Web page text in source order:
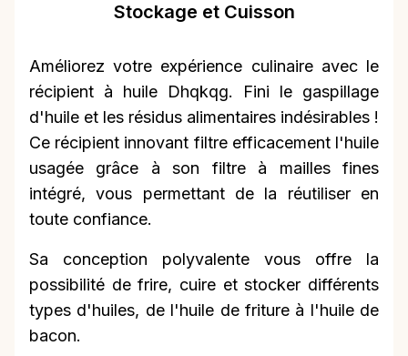
Stockage et Cuisson
Améliorez votre expérience culinaire avec le
récipient à huile Dhqkqg. Fini le gaspillage
d'huile et les résidus alimentaires indésirables !
Ce récipient innovant filtre efficacement l'huile
usagée grâce à son filtre à mailles fines
intégré, vous permettant de la réutiliser en
toute confiance.
Sa conception polyvalente vous offre la
possibilité de frire, cuire et stocker différents
types d'huiles, de l'huile de friture à l'huile de
bacon.